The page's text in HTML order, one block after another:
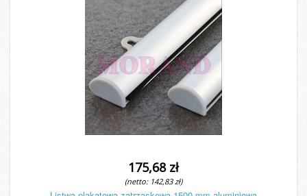
175,68 zł
(netto: 142,83 zł)